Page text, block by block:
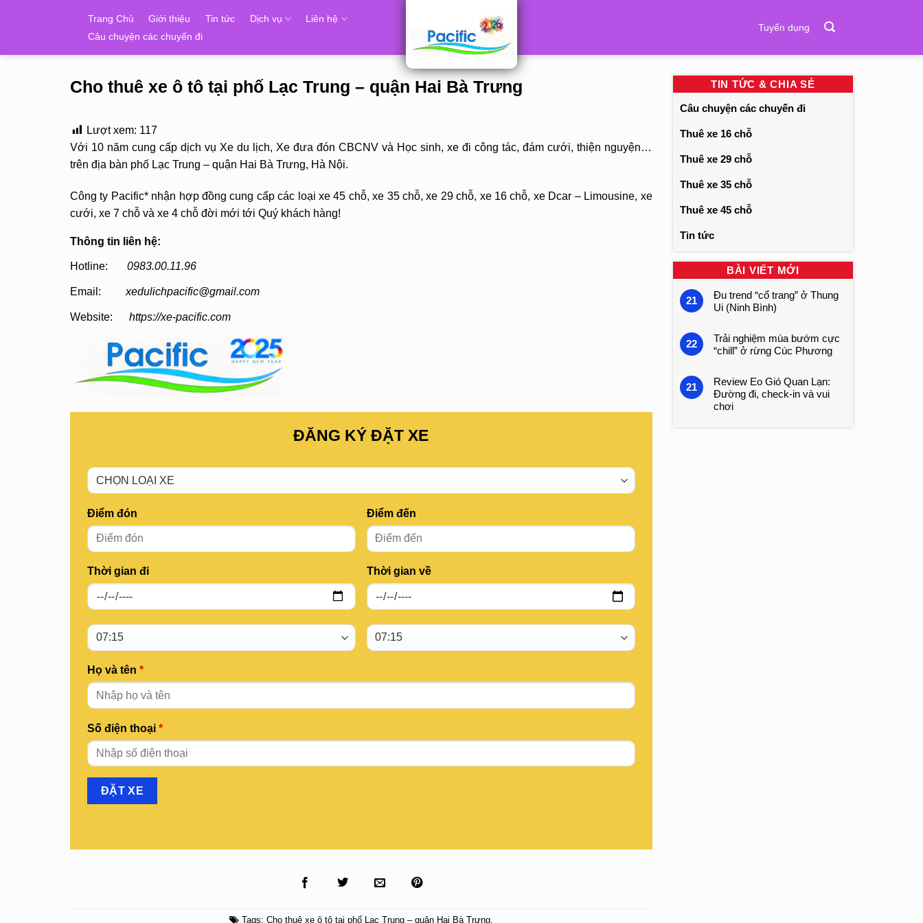
Trang Chủ Giới thiệu Tin tức Dịch vụ
Liên hệ
Câu chuyện các chuyến đi
Tuyển dụng
Cho thuê xe ô tô tại phố Lạc Trung – quận Hai Bà Trưng
Lượt xem: 117
Với 10 năm cung cấp dịch vụ Xe du lịch, Xe đưa đón CBCNV và Học sinh, xe đi công tác, đám cưới, thiện nguyện…
trên địa bàn phố Lạc Trung – quận Hai Bà Trưng, Hà Nội.
Công ty Pacific* nhận hợp đồng cung cấp các loại xe 45 chỗ, xe 35 chỗ, xe 29 chỗ, xe 16 chỗ, xe Dcar – Limousine, xe
cưới, xe 7 chỗ và xe 4 chỗ đời mới tới Quý khách hàng!
Thông tin liên hệ:
Hotline: 0983.00.11.96
Email: xedulichpacific@gmail.com
Website: https://xe-pacific.com
ĐĂNG KÝ ĐẶT XE
Điểm đón
Thời gian đi
Điểm đến
Thời gian về
Họ và tên *
Số điện thoại *
Tags: Cho thuê xe ô tô tại phố Lạc Trung – quận Hai Bà Trưng.
TIN TỨC & CHIA SẺ
Câu chuyện các chuyến đi
Thuê xe 16 chỗ
Thuê xe 29 chỗ
Thuê xe 35 chỗ
Thuê xe 45 chỗ
Tin tức
BÀI VIẾT MỚI
21
Đu trend “cổ trang” ở Thung
Ui (Ninh Bình)
22
Trải nghiệm mùa bướm cực
“chill” ở rừng Cúc Phương
21
Review Eo Gió Quan Lạn:
Đường đi, check-in và vui
chơi